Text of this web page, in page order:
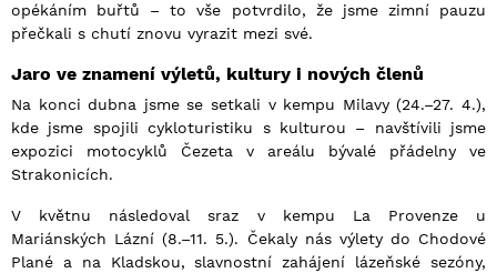
opékáním buřtů – to vše potvrdilo, že jsme zimní pauzu
přečkali s chutí znovu vyrazit mezi své.
Jaro ve znamení výletů, kultury i nových členů
Na konci dubna jsme se setkali v kempu Milavy (24.–27. 4.),
kde jsme spojili cykloturistiku s kulturou – navštívili jsme
expozici motocyklů Čezeta v areálu bývalé přádelny ve
Strakonicích.
V květnu následoval sraz v kempu La Provenze u
Mariánských Lázní (8.–11. 5.). Čekaly nás výlety do Chodové
Plané a na Kladskou, slavnostní zahájení lázeňské sezóny,